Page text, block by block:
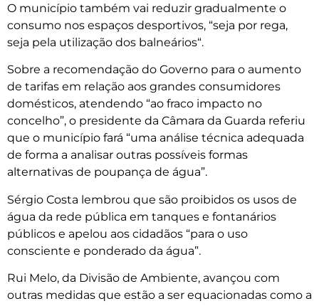
O município também vai reduzir gradualmente o
consumo nos espaços desportivos, “seja por rega,
seja pela utilização dos balneários“.
Sobre a recomendação do Governo para o aumento
de tarifas em relação aos grandes consumidores
domésticos, atendendo “ao fraco impacto no
concelho”, o presidente da Câmara da Guarda referiu
que o município fará “uma análise técnica adequada
de forma a analisar outras possíveis formas
alternativas de poupança de água”.
Sérgio Costa lembrou que são proibidos os usos de
água da rede pública em tanques e fontanários
públicos e apelou aos cidadãos “para o uso
consciente e ponderado da água”.
Rui Melo, da Divisão de Ambiente, avançou com
outras medidas que estão a ser equacionadas como a